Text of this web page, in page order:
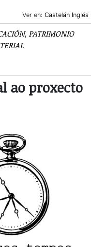
Ver en:Castelán Inglés
PATRIMONIO
ao proxecto